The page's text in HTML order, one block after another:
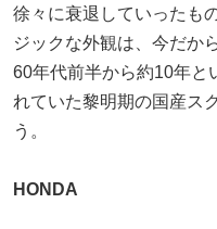
徐々に衰退していったも
ジックな外観は、今だか
60年代前半から約10年と
れていた黎明期の国産ス
う。
HONDA